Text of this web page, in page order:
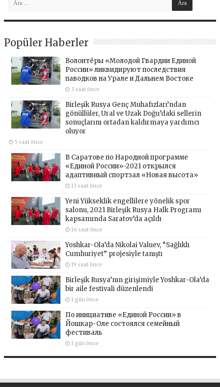
Popüler Haberler
Волонтёры «Молодой Гвардии Единой
России» ликвидируют последствия
паводков на Урале и Дальнем Востоке
3 saat önce
Birleşik Rusya Genç Muhafızları’ndan
gönüllüler, Ural ve Uzak Doğu’daki sellerin
sonuçlarını ortadan kaldırmaya yardımcı
oluyor
5 saat önce
В Саратове по Народной программе
«Единой России»-2021 открылся
адаптивный спортзал «Новая высота»
13 saat önce
Yeni Yükseklik engellilere yönelik spor
salonu, 2021 Birleşik Rusya Halk Programı
kapsamında Saratov’da açıldı
16 saat önce
Yoshkar-Ola’da Nikolai Valuev, “Sağlıklı
Cumhuriyet” projesiyle tanıştı
19 saat önce
Birleşik Rusya’nın girişimiyle Yoshkar-Ola’da
bir aile festivali düzenlendi
1 gün önce
По инициативе «Единой России» в
Йошкар-Оле состоялся семейный
фестиваль
1 gün önce